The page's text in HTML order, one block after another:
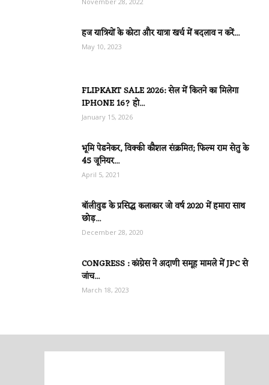
हज यात्रियों के कोटा और यात्रा खर्च में बदलाव न करें...
May 10, 2023
FLIPKART SALE 2026: सेल में कितने का मिलेगा
IPHONE 16? हो...
January 15, 2026
भूमि पेडनेकर, विक्की कौशल संक्रमित; फिल्म राम सेतु के
45 जूनियर...
April 5, 2021
बॉलीवुड के प्रसिद्ध कलाकार जो वर्ष 2020 में हमारा साथ
छोड़...
December 28, 2020
CONGRESS : कांग्रेस ने अदाणी समूह मामले में JPC से
जांच...
March 18, 2023